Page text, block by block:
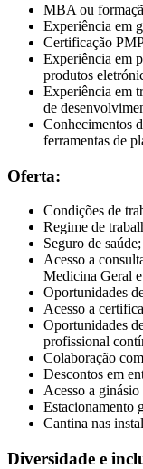
MBA ou
Experiência em
Certificação
Experiência em
produtos
Experiência em
de
Conhecimentos
ferramentas de
Oferta:
Condições de
Regime de
Seguro de saúde;
Acesso a
Medicina Geral
Oportunidades
Acesso a
Oportunidades
profissional
Colaboração
Descontos em
Acesso a
Estacionamento
Cantina nas
Diversidade e